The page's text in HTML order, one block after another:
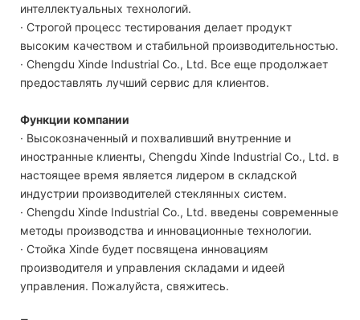
интеллектуальных технологий.
· Строгой процесс тестирования делает продукт
высоким качеством и стабильной производительностью.
· Chengdu Xinde Industrial Co., Ltd. Все еще продолжает
предоставлять лучший сервис для клиентов.
Функции компании
· Высокозначенный и похваливший внутренние и
иностранные клиенты, Chengdu Xinde Industrial Co., Ltd. в
настоящее время является лидером в складской
индустрии производителей стеклянных систем.
· Chengdu Xinde Industrial Co., Ltd. введены современные
методы производства и инновационные технологии.
· Стойка Xinde будет посвящена инновациям
производителя и управления складами и идеей
управления. Пожалуйста, свяжитесь.